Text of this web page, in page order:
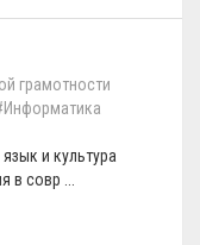
грамотности
и культура
в совр ...